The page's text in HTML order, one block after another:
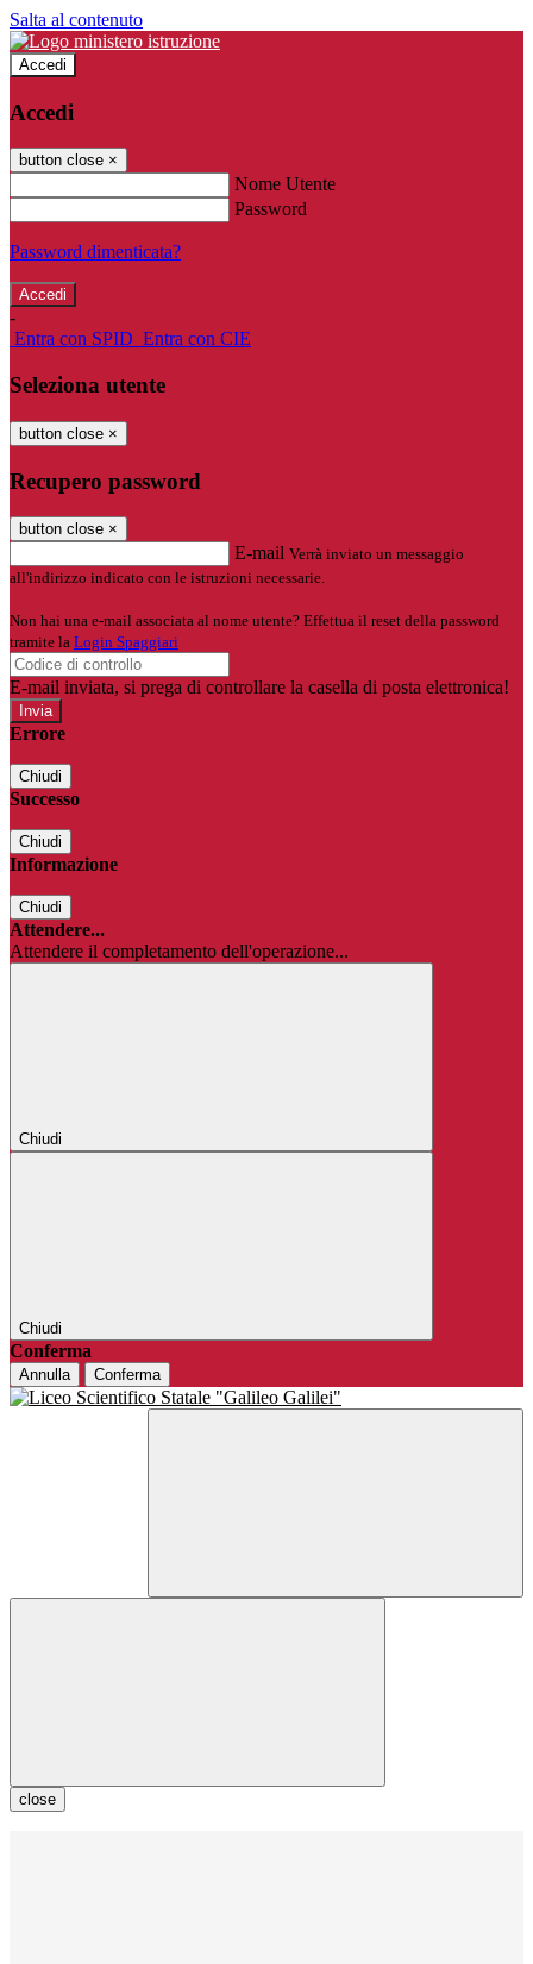
Salta al contenuto
Accedi
Accedi
button close ×
Nome Utente
Password
Password dimenticata?
-
Entra con SPID Entra con CIE
Seleziona utente
button close ×
Recupero password
button close ×
E-mail Verrà inviato un messaggio
all'indirizzo indicato con le istruzioni necessarie.
Non hai una e-mail associata al nome utente? Effettua il reset della password
tramite la Login Spaggiari
E-mail inviata, si prega di controllare la casella di posta elettronica!
Errore
Chiudi
Successo
Chiudi
Informazione
Chiudi
Attendere...
Attendere il completamento dell'operazione...
Chiudi
Chiudi
Conferma
Annulla Conferma
close